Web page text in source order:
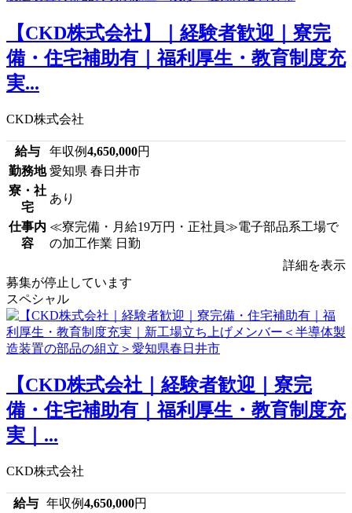
【CKD株式会社】｜経験者歓迎｜寮完
備・住宅補助有｜福利厚生・教育制度充
実...
CKD株式会社
給与 年収例4,650,000円
勤務地 愛知県 春日井市
寮・社
宅
あり
仕事内
容
≪寮完備・月給19万円・正社員≫電子部品系工場で
の加工作業 日勤
詳細を表示
募集が停止しています
スペシャル
【CKD株式会社｜経験者歓迎｜寮完
備・住宅補助有｜福利厚生・教育制度充
実｜...
CKD株式会社
給与 年収例4,650,000円